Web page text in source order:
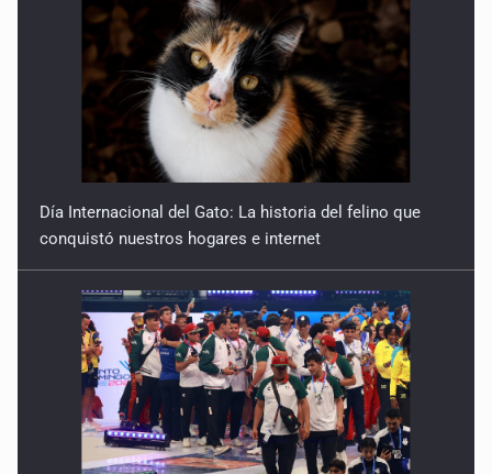
Día Internacional del Gato: La historia del felino que
conquistó nuestros hogares e internet